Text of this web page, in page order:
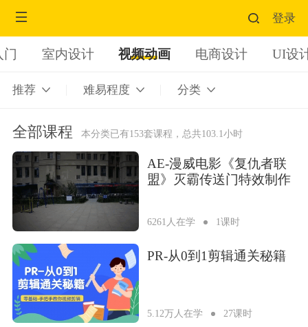
登录
门 室内设计 视频动画 电商设计 UI设
推荐 难易程度 分类
全部课程 本分类已有153套课程，总共103.1小时
AE-漫威电影《复仇者联
盟》灭霸传送门特效制作
6261人在学 1课时
PR-从0到1剪辑通关秘籍
5.12万人在学 27课时